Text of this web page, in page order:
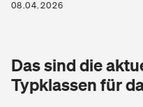
Zur Übersicht
Tools
Glasversicherung
Kinderunfall­ver­si­che­rung
Private Krankenversicherung
Dread-Disease-Versicherung
08.04.2026
Das sind die
Typklassen für